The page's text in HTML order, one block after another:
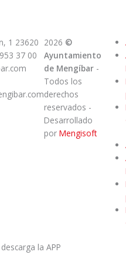
1 23620
37 00
2026 ©
Ayuntamiento
de Mengíbar -
Todos los
derechos
reservados -
Desarrollado
por Mengisoft
la APP